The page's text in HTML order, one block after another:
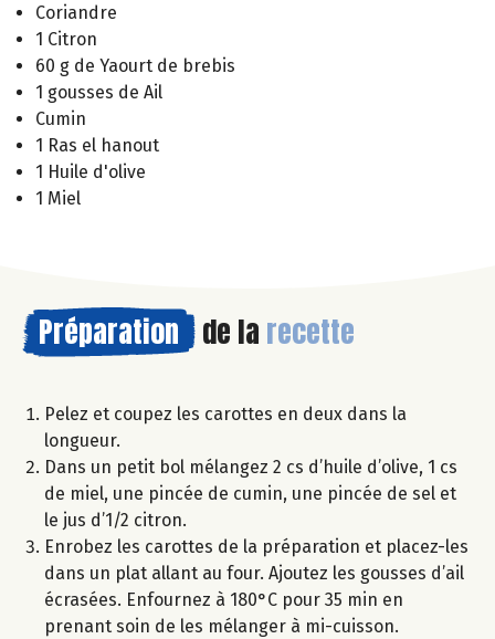
Coriandre
1 Citron
60 g de Yaourt de brebis
1 gousses de Ail
Cumin
1 Ras el hanout
1 Huile d'olive
1 Miel
Préparation de la recette
Pelez et coupez les carottes en deux dans la
longueur.
Dans un petit bol mélangez 2 cs d’huile d’olive, 1 cs
de miel, une pincée de cumin, une pincée de sel et
le jus d’1/2 citron.
Enrobez les carottes de la préparation et placez-les
dans un plat allant au four. Ajoutez les gousses d’ail
écrasées. Enfournez à 180°C pour 35 min en
prenant soin de les mélanger à mi-cuisson.